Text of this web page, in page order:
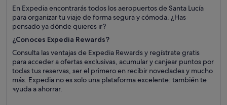
En Expedia encontrarás todos los aeropuertos de Santa Lucía
para organizar tu viaje de forma segura y cómoda. ¿Has
pensado ya dónde quieres ir?
¿Conoces Expedia Rewards?
Consulta las ventajas de Expedia Rewards y regístrate gratis
para acceder a ofertas exclusivas, acumular y canjear puntos por
todas tus reservas, ser el primero en recibir novedades y mucho
más. Expedia no es solo una plataforma excelente: también te
ayuda a ahorrar.